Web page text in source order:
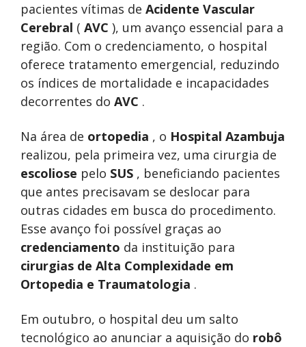
pacientes vítimas de Acidente Vascular
Cerebral ( AVC ), um avanço essencial para a
região. Com o credenciamento, o hospital
oferece tratamento emergencial, reduzindo
os índices de mortalidade e incapacidades
decorrentes do AVC .
Na área de ortopedia , o Hospital Azambuja
realizou, pela primeira vez, uma cirurgia de
escoliose pelo SUS , beneficiando pacientes
que antes precisavam se deslocar para
outras cidades em busca do procedimento.
Esse avanço foi possível graças ao
credenciamento da instituição para
cirurgias de Alta Complexidade em
Ortopedia e Traumatologia .
Em outubro, o hospital deu um salto
tecnológico ao anunciar a aquisição do robô